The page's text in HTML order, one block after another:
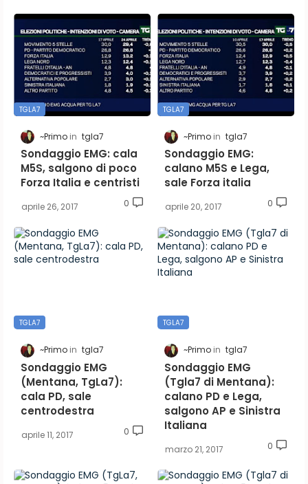
TGLA7
~Primo tgla7
Sondaggio EMG: cala
M5S, salgono di poco
Forza Italia e centristi
aprile 26, 2017 0
TGLA7
~Primo tgla7
Sondaggio EMG:
calano M5S e Lega,
sale Forza italia
aprile 20, 2017 0
TGLA7
~Primo tgla7
Sondaggio EMG
(Mentana, TgLa7):
cala PD, sale
centrodestra
aprile 11, 2017 0
TGLA7
~Primo tgla7
Sondaggio EMG
(Tgla7 di Mentana):
calano PD e Lega,
salgono AP e Sinistra
Italiana
marzo 21, 2017 0